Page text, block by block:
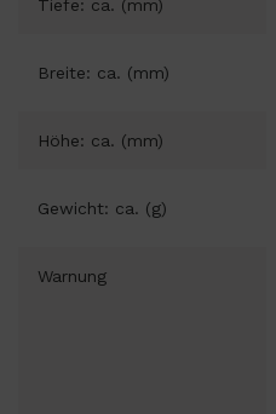
Tiefe: ca. (mm)
Breite: ca. (mm)
Höhe: ca. (mm)
Gewicht: ca. (g)
Warnung